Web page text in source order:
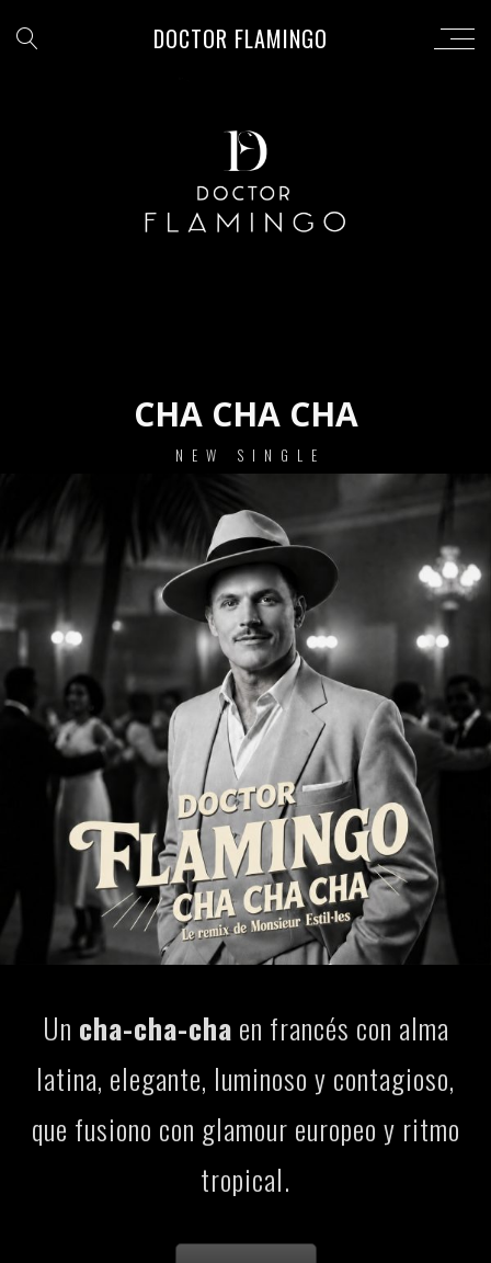
DOCTOR FLAMINGO
CHA CHA CHA
NEW SINGLE
Un cha-cha-cha en francés con alma
latina, elegante, luminoso y contagioso,
que fusiono con glamour europeo y ritmo
tropical.